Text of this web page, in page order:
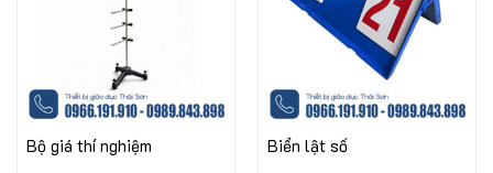
Bộ giá thí nghiệm Biển lật số